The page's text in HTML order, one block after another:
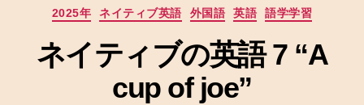
カ
ゴ
リ
ー
2025年 ネイティブ英語 外国語 英語 語学学習
ネイティブの英語 7 “A
cup of joe”